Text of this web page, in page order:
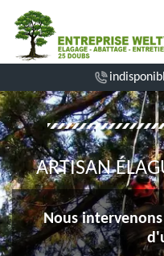
ARTISAN
Nous